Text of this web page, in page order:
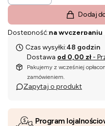
Dodaj
Dostępność:na wyczerpaniu
Czas wysyłki:48 godzin
Dostawa od 0,00 zł -
Pakujemy z wcześniej
zamówieniem.
Zapytaj o produkt
Program